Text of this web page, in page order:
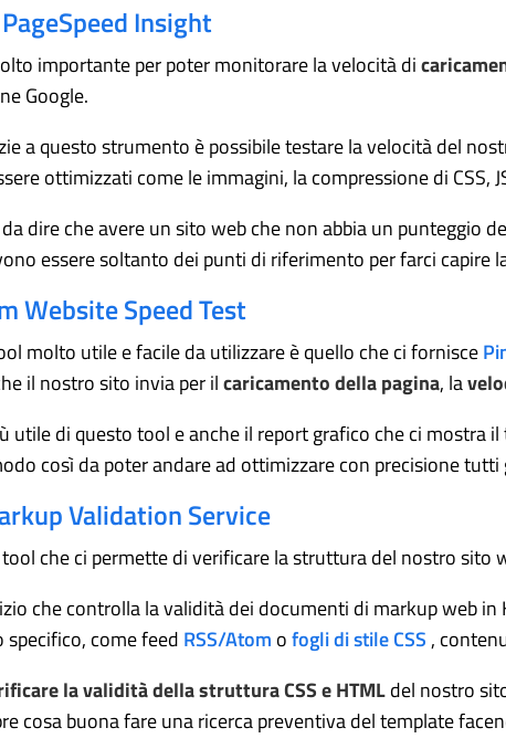
Insight
importante per poter monitorare la velocità di
Google.
a questo strumento è possibile testare la velocità del
ottimizzati come le immagini, la compressione di CSS,
da dire che avere un sito web che non abbia un
essere soltanto dei punti di riferimento per farci capire
Website Speed Test
molto utile e facile da utilizzare è quello che ci fornisce
il nostro sito invia per ilcaricamento della pagina, la
utile di questo tool e anche il report grafico che ci
così da poter andare ad ottimizzare con precisione
Validation Service
che ci permette di verificare la struttura del nostro sito
che controlla la validità dei documenti di markup web in
come feed RSS/Atom ofogli di stile CSS ,
la validità della struttura CSS e HTMLdel nostro
cosa buona fare una ricerca preventiva del template